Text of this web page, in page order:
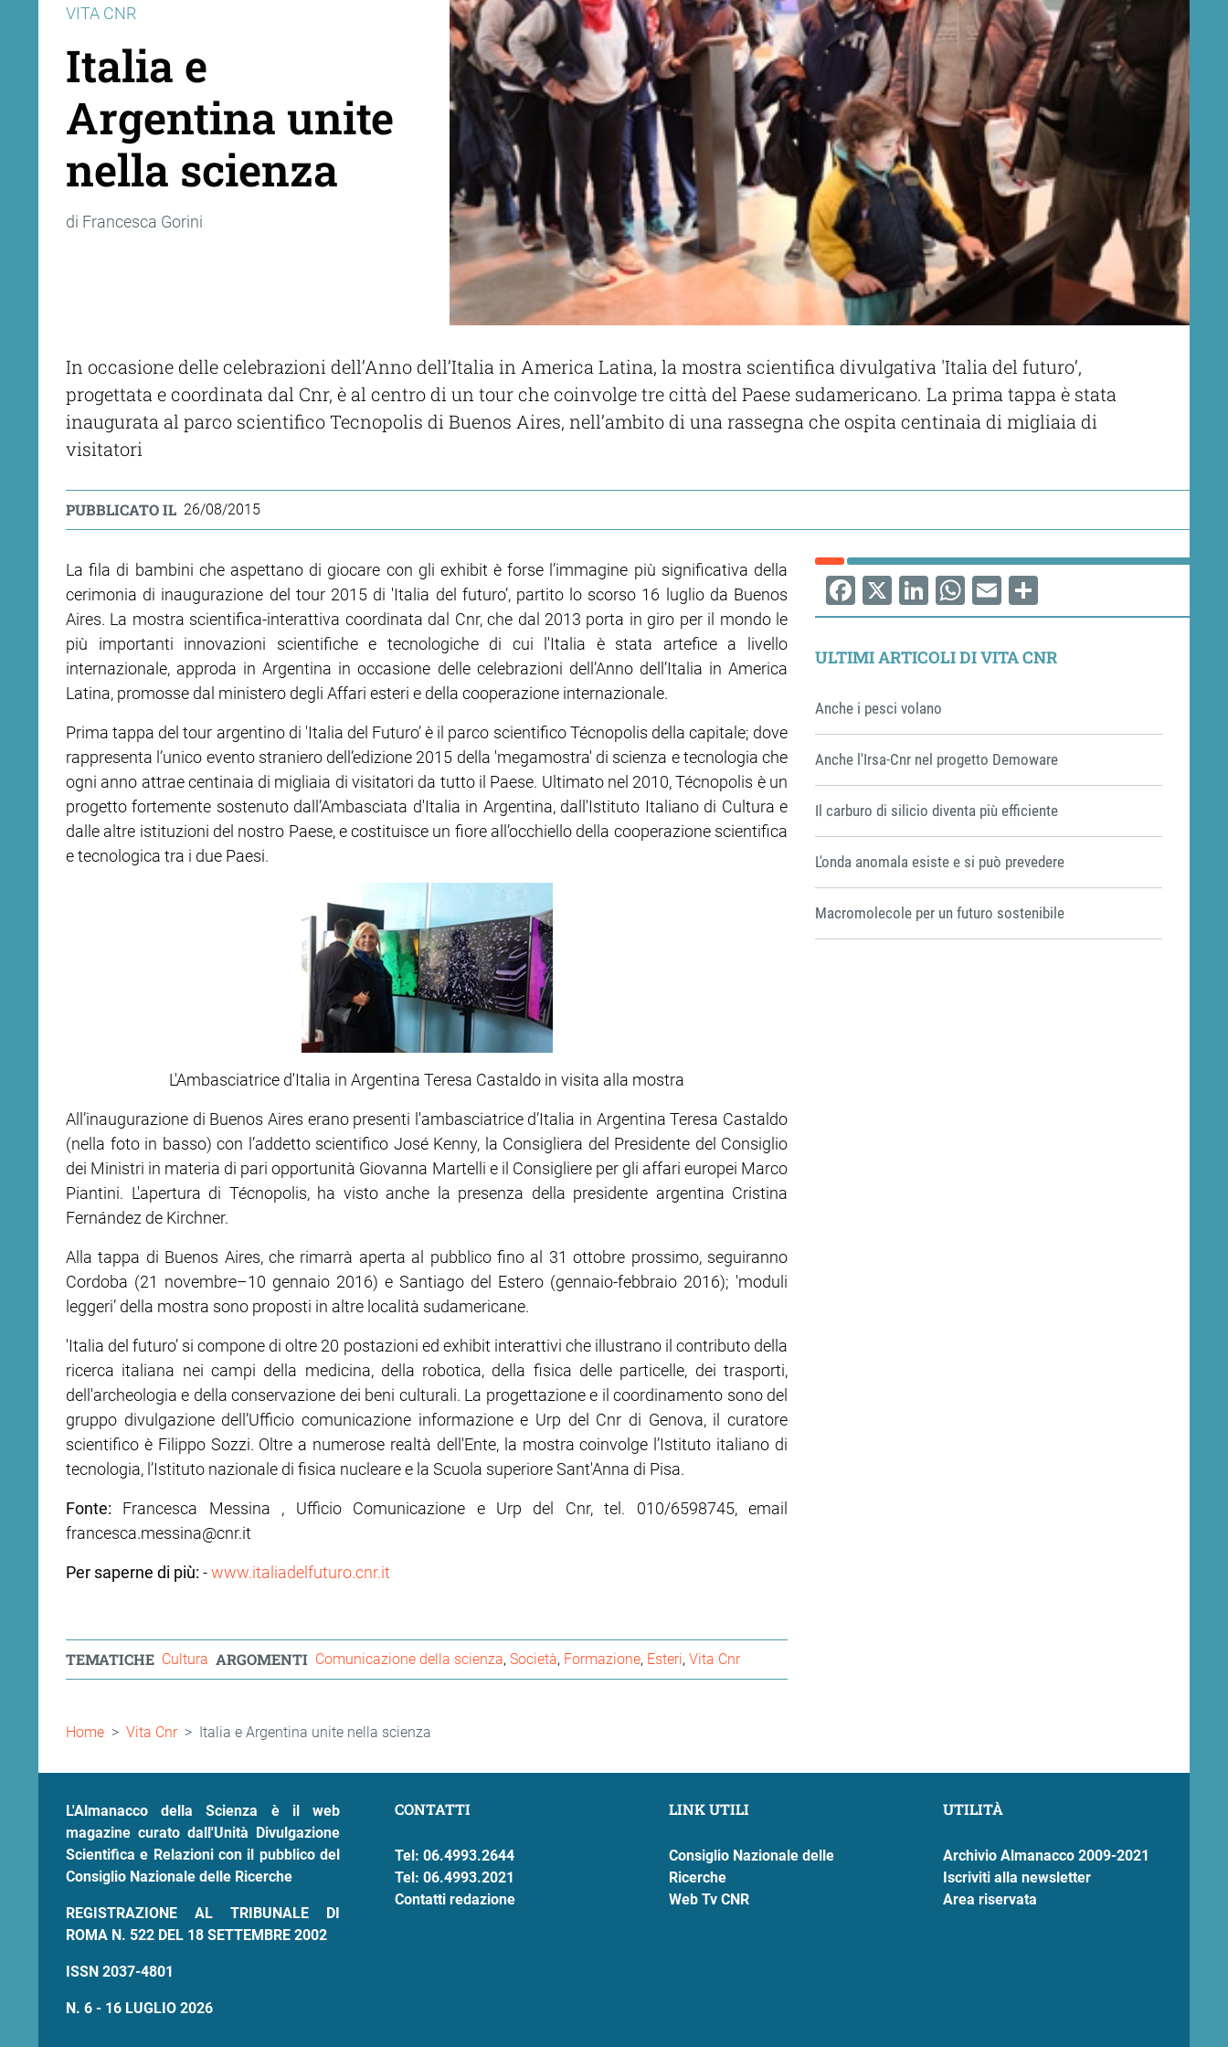
VITA CNR
Italia e
Argentina unite
nella scienza
di Francesca Gorini
In occasione delle celebrazioni dell’Anno dell’Italia in America Latina, la mostra scientifica divulgativa 'Italia del futuro’,
progettata e coordinata dal Cnr, è al centro di un tour che coinvolge tre città del Paese sudamericano. La prima tappa è stata
inaugurata al parco scientifico Tecnopolis di Buenos Aires, nell’ambito di una rassegna che ospita centinaia di migliaia di
visitatori
PUBBLICATO IL 26/08/2015
La fila di bambini che aspettano di giocare con gli exhibit è forse l’immagine più significativa della
cerimonia di inaugurazione del tour 2015 di 'Italia del futuro’, partito lo scorso 16 luglio da Buenos
Aires. La mostra scientifica-interattiva coordinata dal Cnr, che dal 2013 porta in giro per il mondo le
più importanti innovazioni scientifiche e tecnologiche di cui l'Italia è stata artefice a livello
internazionale, approda in Argentina in occasione delle celebrazioni dell’Anno dell’Italia in America
Latina, promosse dal ministero degli Affari esteri e della cooperazione internazionale.
Prima tappa del tour argentino di 'Italia del Futuro’ è il parco scientifico Técnopolis della capitale; dove
rappresenta l’unico evento straniero dell’edizione 2015 della 'megamostra' di scienza e tecnologia che
ogni anno attrae centinaia di migliaia di visitatori da tutto il Paese. Ultimato nel 2010, Técnopolis è un
progetto fortemente sostenuto dall’Ambasciata d'Italia in Argentina, dall'Istituto Italiano di Cultura e
dalle altre istituzioni del nostro Paese, e costituisce un fiore all’occhiello della cooperazione scientifica
e tecnologica tra i due Paesi.
L'Ambasciatrice d'Italia in Argentina Teresa Castaldo in visita alla mostra
All’inaugurazione di Buenos Aires erano presenti l'ambasciatrice d’Italia in Argentina Teresa Castaldo
(nella foto in basso) con l’addetto scientifico José Kenny, la Consigliera del Presidente del Consiglio
dei Ministri in materia di pari opportunità Giovanna Martelli e il Consigliere per gli affari europei Marco
Piantini. L'apertura di Técnopolis, ha visto anche la presenza della presidente argentina Cristina
Fernández de Kirchner.
Alla tappa di Buenos Aires, che rimarrà aperta al pubblico fino al 31 ottobre prossimo, seguiranno
Cordoba (21 novembre–10 gennaio 2016) e Santiago del Estero (gennaio-febbraio 2016); 'moduli
leggeri’ della mostra sono proposti in altre località sudamericane.
'Italia del futuro’ si compone di oltre 20 postazioni ed exhibit interattivi che illustrano il contributo della
ricerca italiana nei campi della medicina, della robotica, della fisica delle particelle, dei trasporti,
dell'archeologia e della conservazione dei beni culturali. La progettazione e il coordinamento sono del
gruppo divulgazione dell’Ufficio comunicazione informazione e Urp del Cnr di Genova, il curatore
scientifico è Filippo Sozzi. Oltre a numerose realtà dell'Ente, la mostra coinvolge l’Istituto italiano di
tecnologia, l’Istituto nazionale di fisica nucleare e la Scuola superiore Sant'Anna di Pisa.
Fonte: Francesca Messina , Ufficio Comunicazione e Urp del Cnr, tel. 010/6598745, email
francesca.messina@cnr.it
Per saperne di più: -www.italiadelfuturo.cnr.it
TEMATICHE Cultura ARGOMENTI Comunicazione della scienza Società Formazione Esteri Vita Cnr
Facebook
X LinkedIn
WhatsApp
EmailShare
ULTIMI ARTICOLI DI VITA CNR
Anche i pesci volano
Anche l'Irsa-Cnr nel progetto Demoware
Il carburo di silicio diventa più efficiente
L'onda anomala esiste e si può prevedere
Macromolecole per un futuro sostenibile
Briciole
Home Vita Cnr Italia e Argentina unite nella scienza
L'Almanacco della Scienza è il web
magazine curato dall'Unità Divulgazione
Scientifica e Relazioni con il pubblico del
Consiglio Nazionale delle Ricerche
REGISTRAZIONE AL TRIBUNALE DI
ROMA N. 522 DEL 18 SETTEMBRE 2002
ISSN 2037-4801
N. 6 - 16 LUGLIO 2026
CONTATTI
Tel: 06.4993.2644
Tel: 06.4993.2021
Contatti redazione
LINK UTILI
Consiglio Nazionale delle
Ricerche
Web Tv CNR
UTILITÀ
Archivio Almanacco 2009-2021
Iscriviti alla newsletter
Area riservata